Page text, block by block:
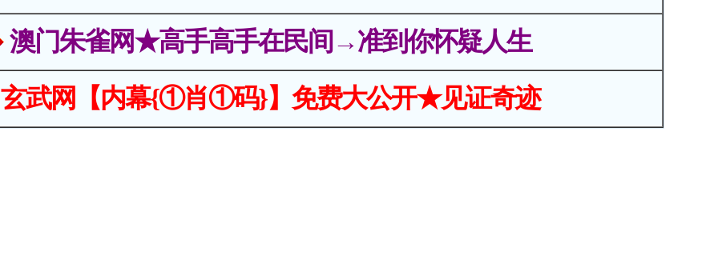
澳门朱雀网★高手高手在民间→准到你怀疑人生
玄武网【内幕{①肖①码}】免费大公开★见证奇迹